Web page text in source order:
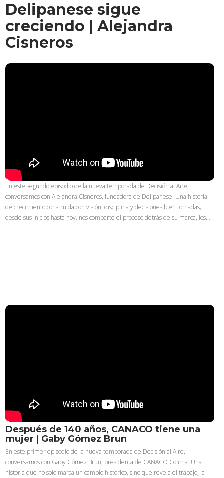
Delipanese sigue
creciendo | Alejandra
Cisneros
En este segundo episodio de la nueva temporada de Decisión al Aire,
conversamos con Alejandra Cisneros, fundadora de Delipanese. Una historia
de crecimiento construida con visión, disciplina y decisiones bien tomadas;
desde sus inicios hasta hoy, nos comparte el proceso detrás de su marca, los…
Después de 140 años, CANACO tiene una
mujer | Gaby Gómez Brun
En este primer episodio de la nueva temporada de Decisión al Aire,
conversamos con Gaby Gómez Brun, presidenta de CANACO Colima. Una
historia que no solo marca un cambio histórico, sino que revela el trabajo, la